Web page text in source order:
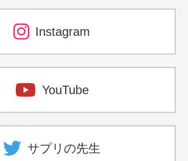
Instagram
YouTube
サプリの先生